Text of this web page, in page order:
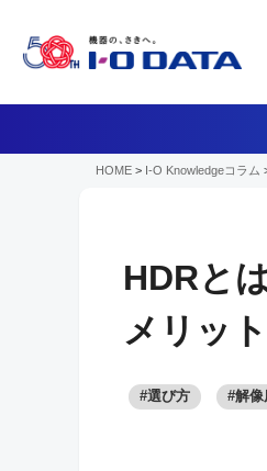
HOME > I-O Knowledgeコラム
HDRと
メリッ
#選び方 #解像